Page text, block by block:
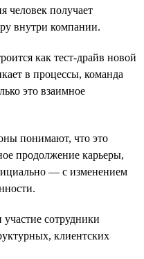
человек получает
внутри компании.
как тест-драйв новой
в процессы, команда
это взаимное
понимают, что это
продолжение карьеры,
— с изменением
сотрудники
клиентских